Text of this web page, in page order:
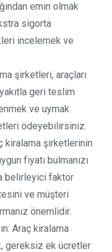
emin olmak
sigorta
incelemek ve
şirketleri, araçları
geri teslim
ve uymak
ödeyebilirsiniz.
kiralama şirketlerinin
fiyatı bulmanızı
belirleyici faktör
ve müşteri
önemlidir.
Araç kiralama
gereksiz ek ücretler